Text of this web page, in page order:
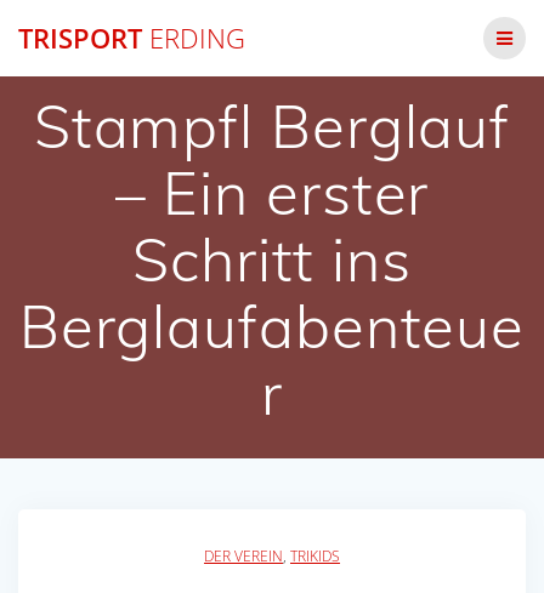
TRISPORTERDING
Stampfl Berglauf
– Ein erster
Schritt ins
Berglaufabenteue
r
DER VEREIN, TRIKIDS